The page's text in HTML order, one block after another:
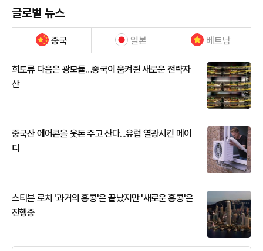
글로벌 뉴스
중국 일본 베트남
희토류 다음은 광모듈…중국이 움켜쥔 새로운 전략자
산
중국산 에어콘을 웃돈 주고 산다...유럽 열광시킨 메이
디
스티븐 로치 '과거의 홍콩'은 끝났지만 '새로운 홍콩'은
진행중